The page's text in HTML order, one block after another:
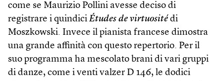
come se Maurizio Pollini avesse deciso di
registrare i quindici Études de virtuosité di
Moszkowski. Invece il pianista francese dimostra
una grande affinità con questo repertorio. Per il
suo programma ha mescolato brani di vari gruppi
di danze, come i venti valzer D 146, le dodici